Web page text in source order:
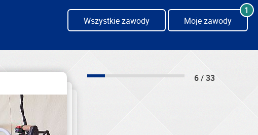
Wszystkie zawody Moje zawody
1
6 / 33